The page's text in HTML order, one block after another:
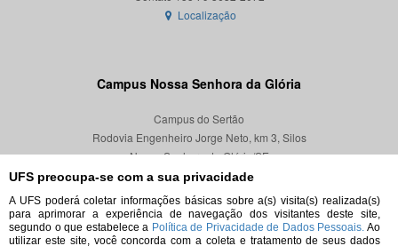
UFS preocupa-se com a sua privacidade
A UFS poderá coletar informações básicas sobre a(s) visita(s) realizada(s)
para aprimorar a experiência de navegação dos visitantes deste site,
segundo o que estabelece a Política de Privacidade de Dados Pessoais. Ao
utilizar este site, você concorda com a coleta e tratamento de seus dados
Localização
Campus Nossa Senhora da Glória
Campus do Sertão
Rodovia Engenheiro Jorge Neto, km 3, Silos
Nossa Senhora da Glória/SE
CEP 49680-000
Localização